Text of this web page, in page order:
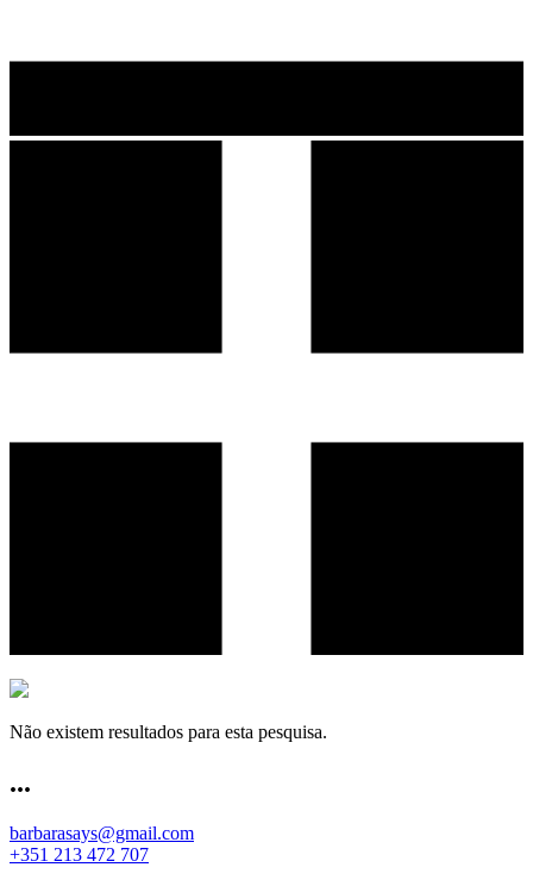
Não existem resultados para esta pesquisa.
...
barbarasays@gmail.com
+351 213 472 707